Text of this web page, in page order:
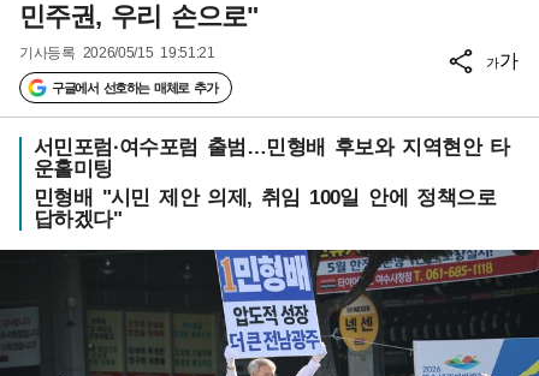
민주권, 우리 손으로"
기사등록 2026/05/15 19:51:21
구글에서 선호하는 매체로 추가
가가
서민포럼·여수포럼 출범…민형배 후보와 지역현안 타
운홀미팅
민형배 "시민 제안 의제, 취임 100일 안에 정책으로
답하겠다"